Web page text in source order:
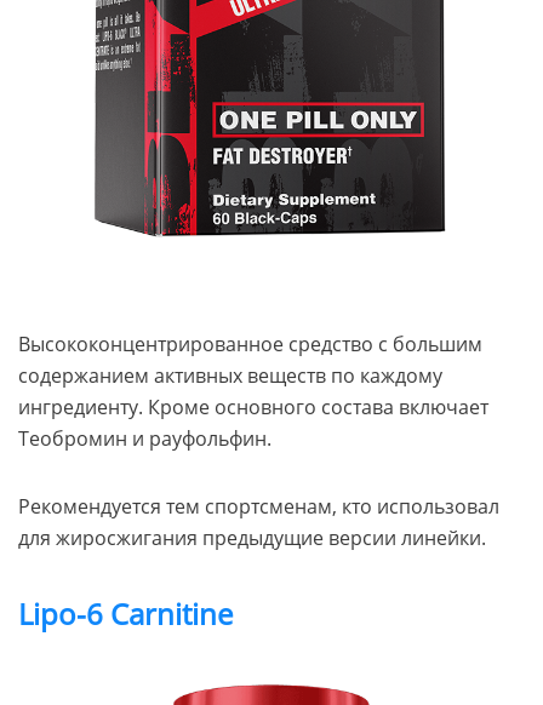
Высококонцентрированное средство с большим
содержанием активных веществ по каждому
ингредиенту. Кроме основного состава включает
Теобромин и рауфольфин.
Рекомендуется тем спортсменам, кто использовал
для жиросжигания предыдущие версии линейки.
Lipo-6 Carnitine